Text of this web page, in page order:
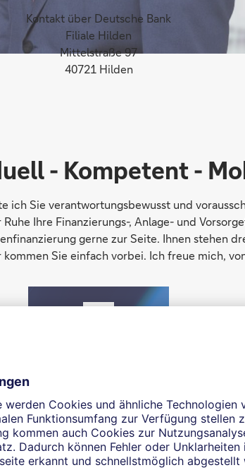
Kontakt über Deutsche Bank
Filiale Hilden
Mittelstraße 97
40721 Hilden
- Kompetent -
Sie verantwortungsbewusst und
Ihre Finanzierungs-, Anlage- und
gerne zur Seite. Ihnen stehen
Sie einfach vorbei. Ich freue mich,